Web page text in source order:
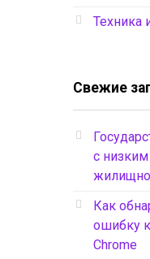
Техника
Свежие
с
Как
ошибку
Chrome